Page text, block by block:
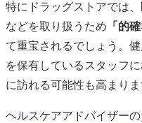
特にドラッグストアでは
などを取り扱うため 「的
て重宝されるでしょう。
を保有しているスタッフ
に訪れる可能性も高まりま
ヘルスケアアドバイザーの